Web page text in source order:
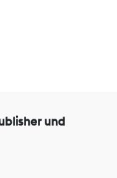
und